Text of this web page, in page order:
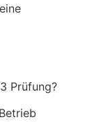
Prüfung?